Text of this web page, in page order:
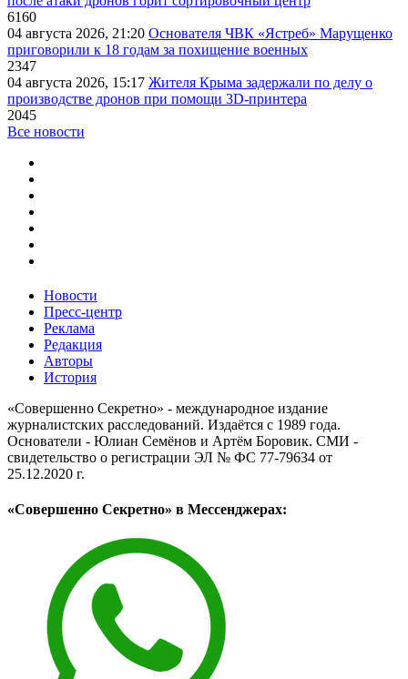
6160
04 августа 2026, 21:20 Основателя ЧВК «Ястреб» Марущенко
приговорили к 18 годам за похищение военных
2347
04 августа 2026, 15:17 Жителя Крыма задержали по делу о
производстве дронов при помощи 3D‑принтера
2045
Все новости
Новости
Пресс-центр
Реклама
Редакция
Авторы
История
«Совершенно Секретно» - международное издание
журналистских расследований. Издаётся с 1989 года.
Основатели - Юлиан Семёнов и Артём Боровик. CМИ -
свидетельство о регистрации ЭЛ № ФС 77-79634 от
25.12.2020 г.
«Совершенно Секретно» в Мессенджерах: